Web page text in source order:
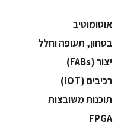
אוטומוטיב
בטחון, תעופה וחלל
‫יצור (‪(FABs‬‬
‫רכיבים‬ (IOT)
‫תוכנות משובצות‬
‫‪FPGA‬‬